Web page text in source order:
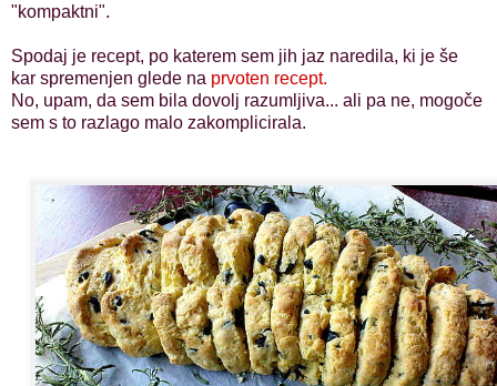
"kompaktni".
Spodaj je recept, po katerem sem jih jaz naredila, ki je še
kar spremenjen glede na prvoten recept.
No, upam, da sem bila dovolj razumljiva... ali pa ne, mogoče
sem s to razlago malo zakomplicirala.